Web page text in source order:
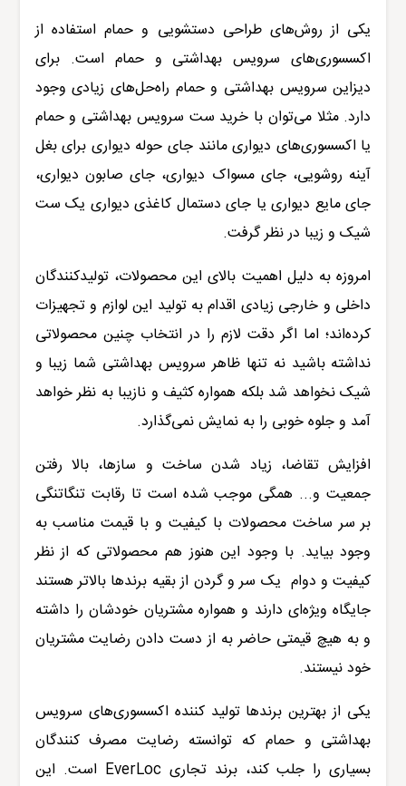
یکی از روش‌های طراحی دستشویی و حمام استفاده از
اکسسوری‌های سرویس بهداشتی و حمام است. برای
دیزاین سرویس بهداشتی و حمام راه‌حل‌های زیادی وجود
دارد. مثلا می‌توان با خرید ست سرویس بهداشتی و حمام
یا اکسسوری‌های دیواری مانند جای حوله دیواری برای بغل
آینه روشویی، جای مسواک دیواری، جای صابون دیواری،
جای مایع دیواری یا جای دستمال کاغذی دیواری یک ست
شیک و زیبا در نظر گرفت.
امروزه به دلیل اهمیت بالای این محصولات، تولیدکنندگان
داخلی و خارجی زیادی اقدام به تولید این لوازم و تجهیزات
کرده‌اند؛ اما اگر دقت لازم را در انتخاب چنین محصولاتی
نداشته باشید نه تنها ظاهر سرویس بهداشتی شما زیبا و
شیک نخواهد شد بلکه همواره کثیف و نازیبا به نظر خواهد
آمد و جلوه خوبی را به نمایش نمی‌گذارد.
افزایش تقاضا، زیاد شدن ساخت و سازها، بالا رفتن
جمعیت و... همگی موجب شده است تا رقابت تنگاتنگی
بر سر ساخت محصولات با کیفیت و با قیمت مناسب به
وجود بیاید. با وجود این هنوز هم محصولاتی که از نظر
کیفیت و دوام یک سر و گردن از بقیه برندها بالاتر هستند
جایگاه ویژه‌ای دارند و همواره مشتریان خودشان را داشته
و به هیچ قیمتی حاضر به از دست دادن رضایت مشتریان
خود نیستند.
یکی از بهترین برندها تولید کننده اکسسوری‌های سرویس
بهداشتی و حمام که توانسته رضایت مصرف کنندگان
بسیاری را جلب کند، برند تجاری EverLoc است. این